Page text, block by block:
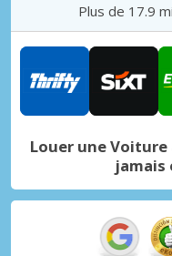
Plus de 17.9
Louer une Voiture
jamais